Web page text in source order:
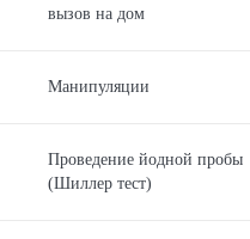
вызов на дом
Манипуляции
Проведение йодной пробы
(Шиллер тест)